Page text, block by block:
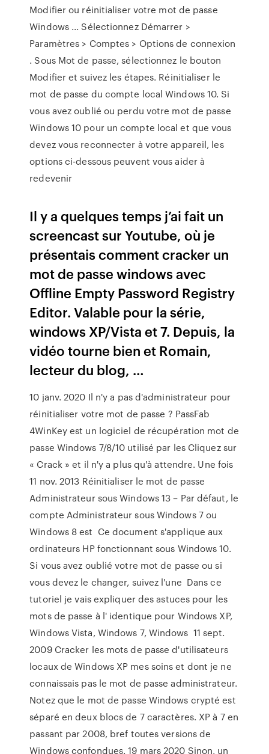
Modifier ou réinitialiser votre mot de passe
Windows ... Sélectionnez Démarrer >
Paramètres > Comptes > Options de connexion
. Sous Mot de passe, sélectionnez le bouton
Modifier et suivez les étapes. Réinitialiser le
mot de passe du compte local Windows 10. Si
vous avez oublié ou perdu votre mot de passe
Windows 10 pour un compte local et que vous
devez vous reconnecter à votre appareil, les
options ci-dessous peuvent vous aider à
redevenir
Il y a quelques temps j’ai fait un
screencast sur Youtube, où je
présentais comment cracker un
mot de passe windows avec
Offline Empty Password Registry
Editor. Valable pour la série,
windows XP/Vista et 7. Depuis, la
vidéo tourne bien et Romain,
lecteur du blog, …
10 janv. 2020 Il n'y a pas d'administrateur pour
réinitialiser votre mot de passe ? PassFab
4WinKey est un logiciel de récupération mot de
passe Windows 7/8/10 utilisé par les Cliquez sur
« Crack » et il n'y a plus qu'à attendre. Une fois
11 nov. 2013 Réinitialiser le mot de passe
Administrateur sous Windows 13 – Par défaut, le
compte Administrateur sous Windows 7 ou
Windows 8 est Ce document s'applique aux
ordinateurs HP fonctionnant sous Windows 10.
Si vous avez oublié votre mot de passe ou si
vous devez le changer, suivez l'une Dans ce
tutoriel je vais expliquer des astuces pour les
mots de passe à l' identique pour Windows XP,
Windows Vista, Windows 7, Windows 11 sept.
2009 Cracker les mots de passe d'utilisateurs
locaux de Windows XP mes soins et dont je ne
connaissais pas le mot de passe administrateur.
Notez que le mot de passe Windows crypté est
séparé en deux blocs de 7 caractères. XP à 7 en
passant par 2008, bref toutes versions de
Windows confondues. 19 mars 2020 Sinon, un